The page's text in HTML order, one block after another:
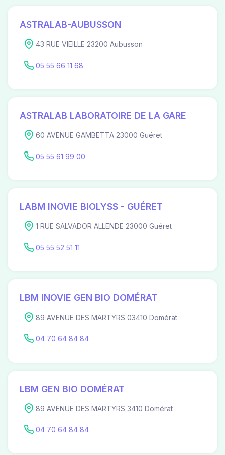
ASTRALAB-AUBUSSON
43 RUE VIEILLE 23200 Aubusson
05 55 66 11 68
ASTRALAB LABORATOIRE DE LA GARE
60 AVENUE GAMBETTA 23000 Guéret
05 55 61 99 00
LABM INOVIE BIOLYSS - GUÉRET
1 RUE SALVADOR ALLENDE 23000 Guéret
05 55 52 51 11
LBM INOVIE GEN BIO DOMÉRAT
89 AVENUE DES MARTYRS 03410 Domérat
04 70 64 84 84
LBM GEN BIO DOMÉRAT
89 AVENUE DES MARTYRS 3410 Domérat
04 70 64 84 84